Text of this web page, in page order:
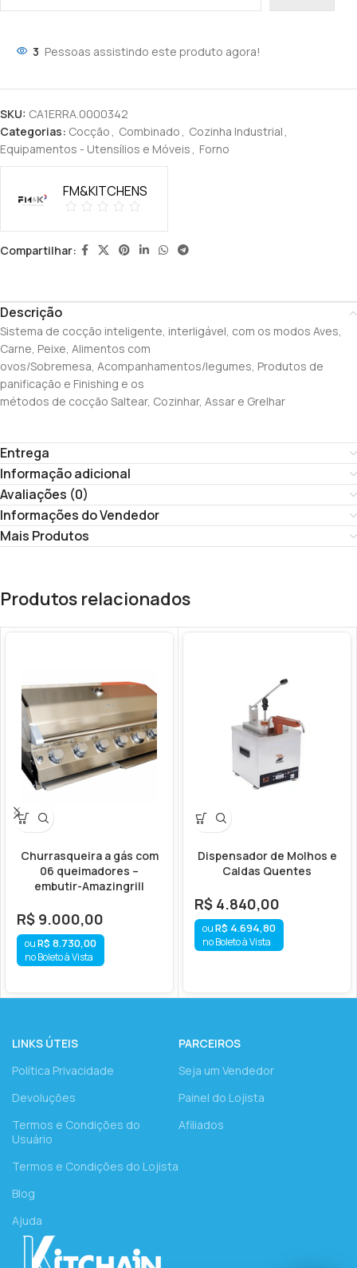
3 Pessoas assistindo este produto agora!
SKU: CA1ERRA.0000342
Categorias: Cocção , Combinado , Cozinha Industrial ,
Equipamentos - Utensílios e Móveis , Forno
FM&KITCHENS
Compartilhar:
Descrição
Sistema de cocção inteligente, interligável, com os modos Aves,
Carne, Peixe, Alimentos com
ovos/Sobremesa, Acompanhamentos/legumes, Produtos de
panificação e Finishing e os
métodos de cocção Saltear, Cozinhar, Assar e Grelhar
Entrega
Informação adicional
Avaliações (0)
Informações do Vendedor
Mais Produtos
Produtos relacionados
Churrasqueira a gás com
06 queimadores –
embutir-Amazingrill
R$ 9.000,00
R$ 8.730,00
no Boleto à Vista
Dispensador de Molhos e
Caldas Quentes
R$ 4.840,00
R$ 4.694,80
no Boleto à Vista
LINKS ÚTEIS
Política Privacidade
Devoluções
Termos e Condições do
Usuário
Termos e Condições do Lojista
Blog
Ajuda
PARCEIROS
Seja um Vendedor
Painel do Lojista
Afiliados